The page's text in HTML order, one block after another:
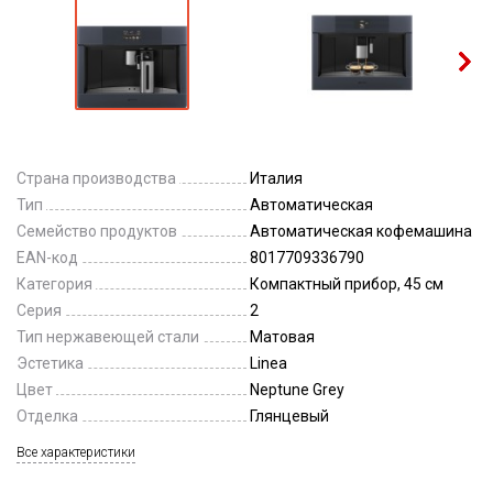
Страна производства
Италия
Тип
Автоматическая
Семейство продуктов
Автоматическая кофемашина
EAN-код
8017709336790
Категория
Компактный прибор, 45 см
Серия
2
Тип нержавеющей стали
Матовая
Эстетика
Linea
Цвет
Neptune Grey
Отделка
Глянцевый
Все характеристики